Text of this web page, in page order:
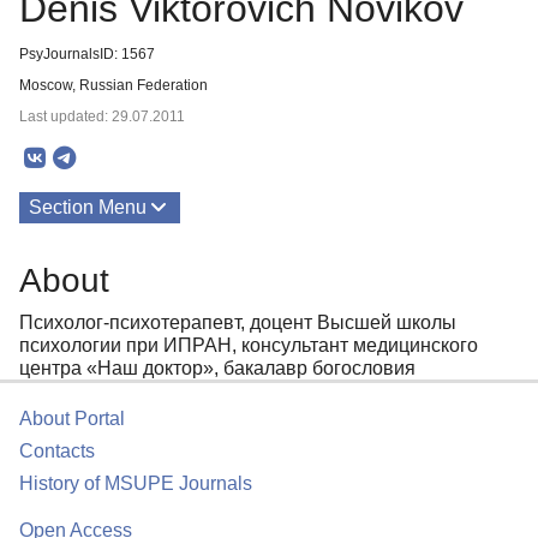
PsyJournalsID: 1567
Moscow, Russian Federation
Last updated: 29.07.2011
Section Menu
About
Психолог-психотерапевт, доцент Высшей школы
психологии при ИПРАН, консультант медицинского
центра «Наш доктор», бакалавр богословия
About Portal
Contacts
History of MSUPE Journals
Open Access